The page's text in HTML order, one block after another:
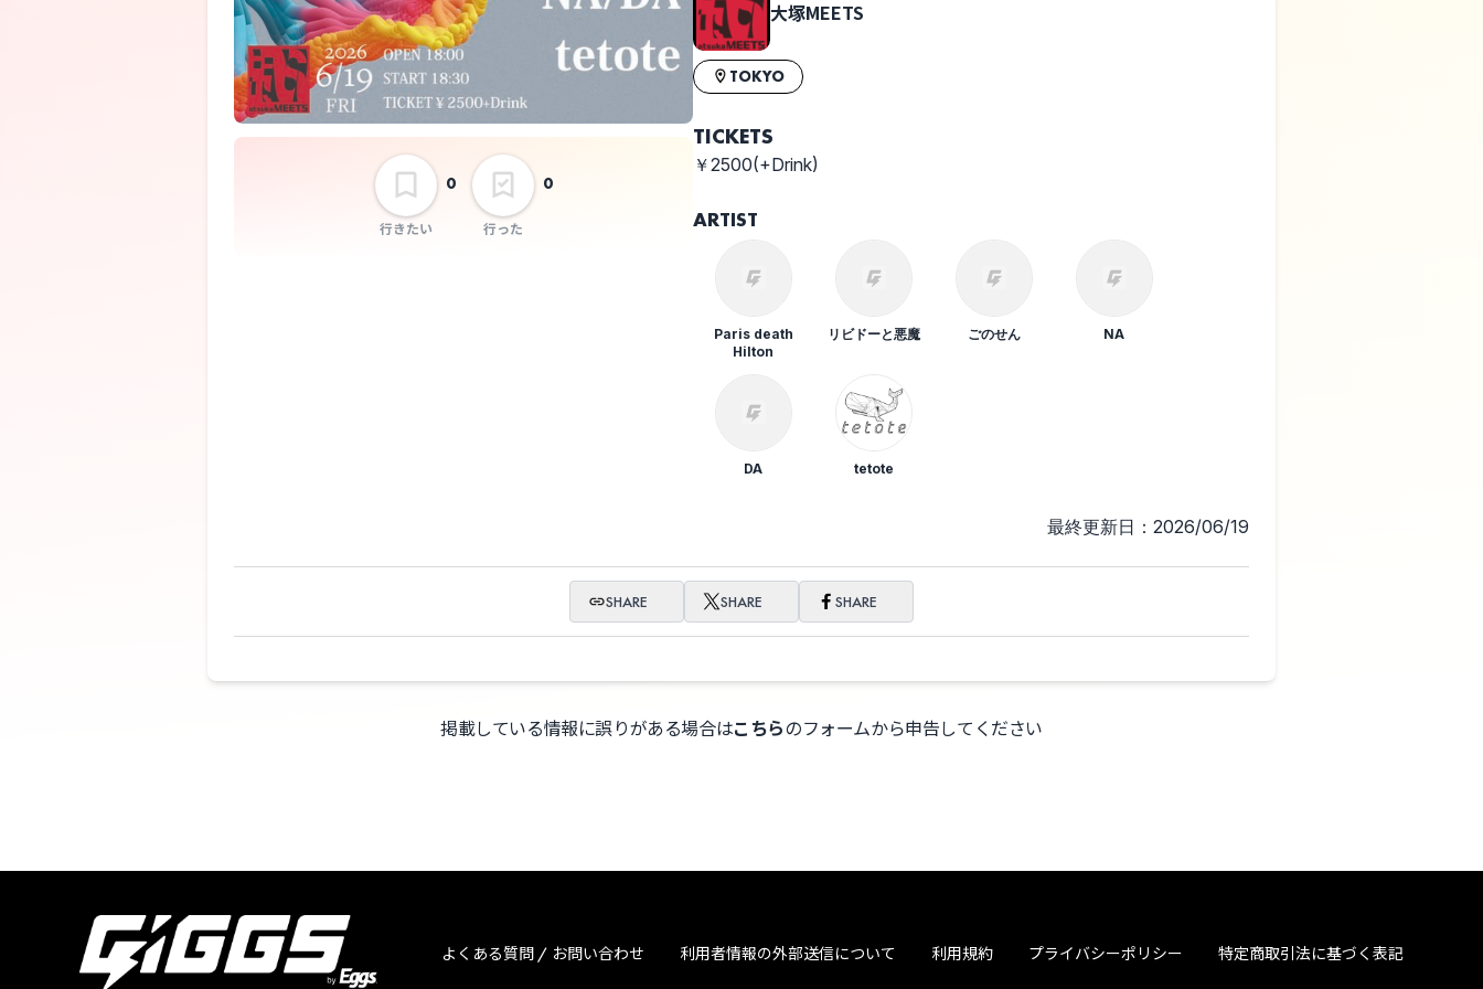
行きたい
0
行った
0
大塚MEETS
TOKYO
TICKETS
￥2500(+Drink)
ARTIST
Paris death
Hilton
リビドーと悪魔 ごのせん NA
DA tetote
最終更新日：2026/06/19
SHARE SHARE SHARE
掲載している情報に誤りがある場合はこちらのフォームから申告してください
よくある質問 / お問い合わせ 利用者情報の外部送信について 利用規約 プライバシーポリシー 特定商取引法に基づく表記